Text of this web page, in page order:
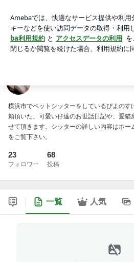
アプリをダウンロードして ブログの更
ょう。
横浜市でペットシッターをしているぴよのす
頼頂いた、可愛い仔達のお世話日記や、愛猫
せて頂きます。シッターの詳しい内容はホ
をご覧下さい。
23
フォロワー
68
投稿
一覧 人気